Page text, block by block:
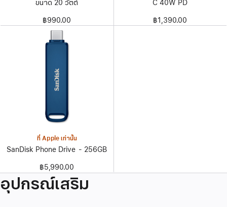
ขนาด 20 วัตต์
฿990.00
C 40W PD
฿1,390.00
ที่ Apple เท่านั้น
SanDisk Phone Drive - 256GB
฿5,990.00
อุปกรณ์เสริม